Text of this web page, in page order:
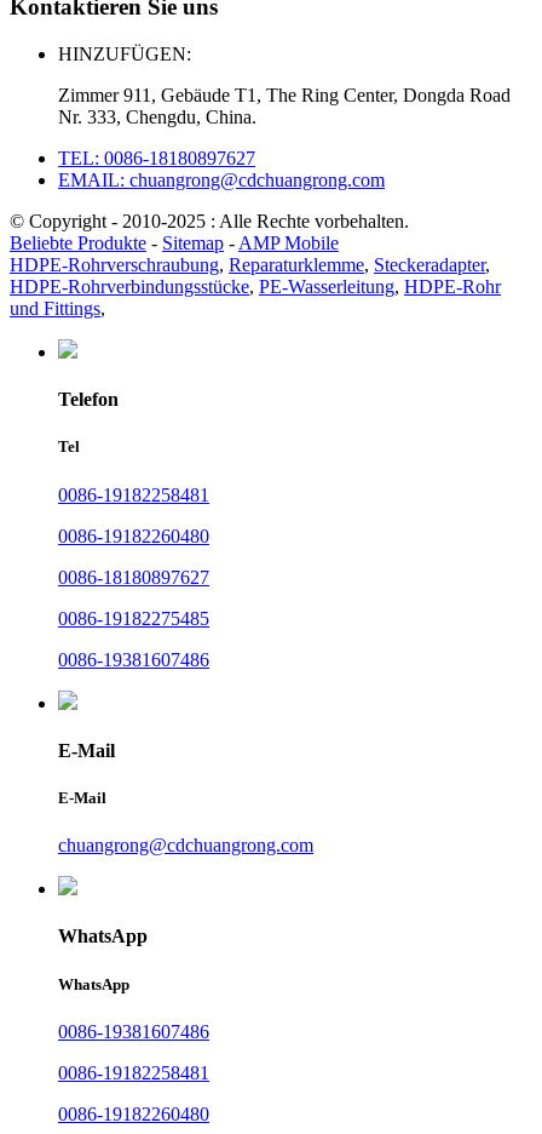
Kontaktieren Sie uns
HINZUFÜGEN:
Zimmer 911, Gebäude T1, The Ring Center, Dongda Road
Nr. 333, Chengdu, China.
TEL: 0086-18180897627
EMAIL: chuangrong@cdchuangrong.com
© Copyright - 2010-2025 : Alle Rechte vorbehalten.
Beliebte Produkte - Sitemap - AMP Mobile
HDPE-Rohrverschraubung, Reparaturklemme, Steckeradapter,
HDPE-Rohrverbindungsstücke, PE-Wasserleitung, HDPE-Rohr
und Fittings,
Telefon
Tel
0086-19182258481
0086-19182260480
0086-18180897627
0086-19182275485
0086-19381607486
E-Mail
E-Mail
chuangrong@cdchuangrong.com
WhatsApp
WhatsApp
0086-19381607486
0086-19182258481
0086-19182260480